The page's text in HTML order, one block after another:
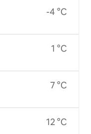
-4 °C
1 °C
7 °C
12 °C